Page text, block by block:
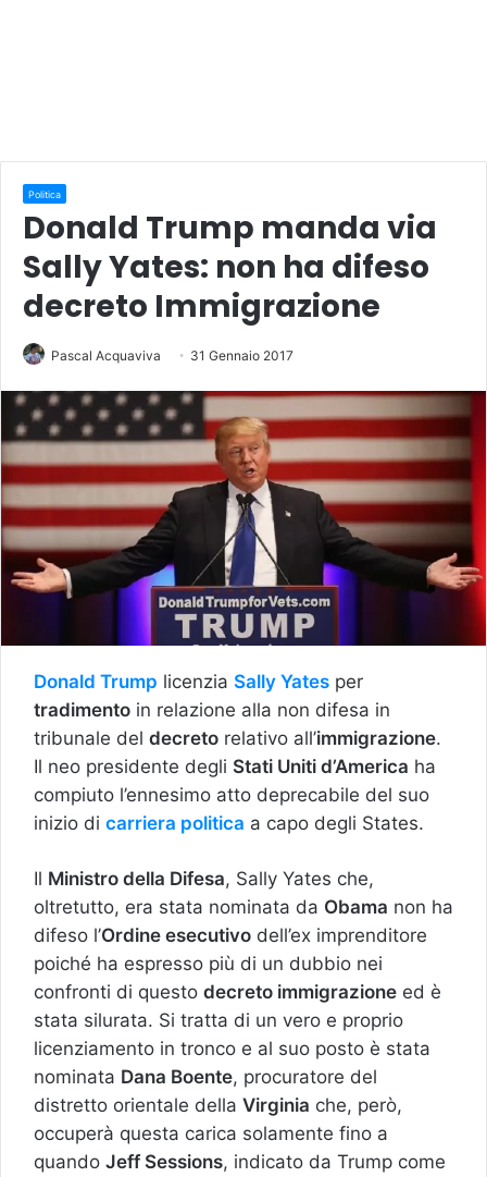
Politica
Donald Trump manda via
Sally Yates: non ha difeso
decreto Immigrazione
Pascal Acquaviva 31 Gennaio 2017
Donald Trump licenzia Sally Yates per
tradimento in relazione alla non difesa in
tribunale del decreto relativo all’immigrazione.
Il neo presidente degli Stati Uniti d’America ha
compiuto l’ennesimo atto deprecabile del suo
inizio di carriera politica a capo degli States.
Il Ministro della Difesa, Sally Yates che,
oltretutto, era stata nominata da Obama non ha
difeso l’Ordine esecutivo dell’ex imprenditore
poiché ha espresso più di un dubbio nei
confronti di questo decreto immigrazione ed è
stata silurata. Si tratta di un vero e proprio
licenziamento in tronco e al suo posto è stata
nominata Dana Boente, procuratore del
distretto orientale della Virginia che, però,
occuperà questa carica solamente fino a
quando Jeff Sessions, indicato da Trump come